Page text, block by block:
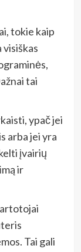
tokie kaip
visiškas
tai
ypač jei
arba jei yra
įvairių
ir
Tai gali